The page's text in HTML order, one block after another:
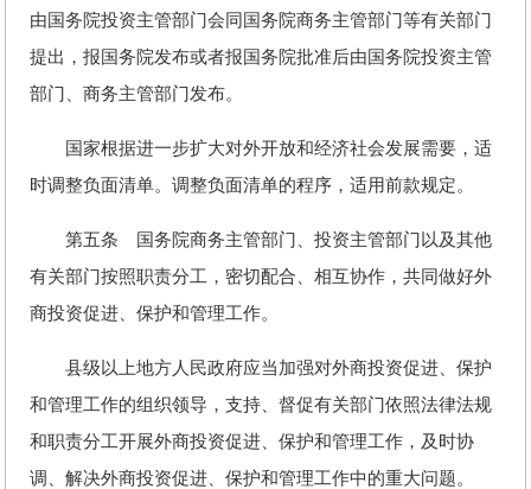
由国务院投资主管部门会同国务院商务主管部门等有关部门
提出，报国务院发布或者报国务院批准后由国务院投资主管
部门、商务主管部门发布。
国家根据进一步扩大对外开放和经济社会发展需要，适
时调整负面清单。调整负面清单的程序，适用前款规定。
第五条 国务院商务主管部门、投资主管部门以及其他
有关部门按照职责分工，密切配合、相互协作，共同做好外
商投资促进、保护和管理工作。
县级以上地方人民政府应当加强对外商投资促进、保护
和管理工作的组织领导，支持、督促有关部门依照法律法规
和职责分工开展外商投资促进、保护和管理工作，及时协
调、解决外商投资促进、保护和管理工作中的重大问题。